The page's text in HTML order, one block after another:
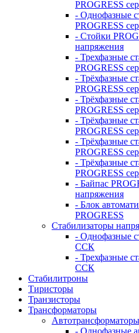
PROGRESS
- Однофазные
PROGRESS
- Стойки
напряжения
- Трехфазные
PROGRESS
- Трёхфазные
PROGRESS
- Трёхфазные
PROGRESS
- Трёхфазные
PROGRESS
- Трёхфазные
PROGRESS
- Трёхфазные
PROGRESS
- Байпас
напряжения
- Блок
PROGRESS
Стабилизаторы
- Однофазные
ССК
- Трехфазные
ССК
Стабилитроны
Тиристоры
Транзисторы
Трансформаторы
- Однофазные